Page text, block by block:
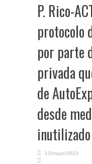
P. Rico-
protocolo
por parte
privada
de
desde
13/mayo/2022